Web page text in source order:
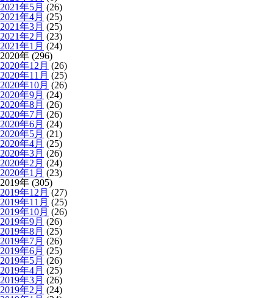
2021年5月 (26)
2021年4月 (25)
2021年3月 (25)
2021年2月 (23)
2021年1月 (24)
2020年 (296)
2020年12月 (26)
2020年11月 (25)
2020年10月 (26)
2020年9月 (24)
2020年8月 (26)
2020年7月 (26)
2020年6月 (24)
2020年5月 (21)
2020年4月 (25)
2020年3月 (26)
2020年2月 (24)
2020年1月 (23)
2019年 (305)
2019年12月 (27)
2019年11月 (25)
2019年10月 (26)
2019年9月 (26)
2019年8月 (25)
2019年7月 (26)
2019年6月 (25)
2019年5月 (26)
2019年4月 (25)
2019年3月 (26)
2019年2月 (24)